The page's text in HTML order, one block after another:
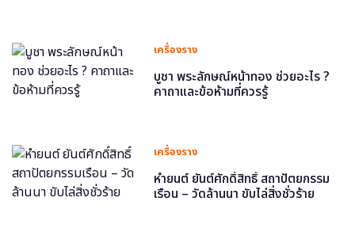
เครื่องราง
บูชา พระลักษณ์หน้าทอง ช่วยอะไร ?
คาถาและข้อห้ามที่ควรรู้
เครื่องราง
หำยนต์ ยันต์ศักดิ์สิทธิ์ สถาปัตยกรรม
เรือน – วัดล้านนา ขับไล่สิ่งชั่วร้าย